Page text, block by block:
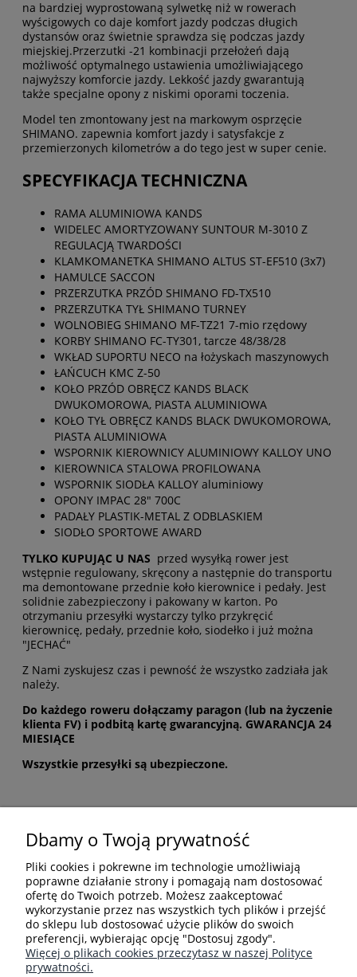
na bardziej wyprostowaną sylwetkę niż w rowerach
wyścigowych co daje komfort jazdy podczas długich
dystansów oraz świetnie sprawdza się podczas jazdy
miejskiej.Przerzutki -21 kombinacji przełożeń dają
możliwość optymalnego ustawienia umożliwiającego
najwyższy komforcie jazdy. Lekkość jazdy gwarantują
także specjalne opony z niskimi oporami toczenia.
Model ten zmontowany jest na markowym osprzęcie
SHIMANO. zapewnia komfort jazdy i satysfakcje z
przemierzonych kilometrów a do tego jest w super cenie.
SPECYFIKACJA TECHNICZNA
RAMA ALUMINIOWA KANDS
WIDELEC AMORTYZOWANY SUNTOUR M-3010 Z
REGULACJĄ TWARDOŚCI
KLAMKOMANETKA SHIMANO ALTUS ST-EF510 (3x7)
HAMULCE SACCON
PRZERZUTKA PRZÓD SHIMANO FD-TX510
PRZERZUTKA TYŁ SHIMANO TURNEY
WOLNOBIEG SHIMANO MF-TZ21 7-mio rzędowy
KORBY SHIMANO FC-TY301, tarcze 48/38/28
WKŁAD SUPORTU NECO na łożyskach maszynowych
ŁAŃCUCH KMC Z-50
KOŁO PRZÓD OBRĘCZ KANDS BLACK
DWUKOMOROWA, PIASTA ALUMINIOWA
KOŁO TYŁ OBRĘCZ KANDS BLACK DWUKOMOROWA,
PIASTA ALUMINIOWA
WSPORNIK KIEROWNICY ALUMINIOWY KALLOY UNO
KIEROWNICA STALOWA PROFILOWANA
WSPORNIK SIODŁA KALLOY aluminiowy
OPONY IMPAC 28" 700C
PADAŁY PLASTIK-METAL Z ODBLASKIEM
SIODŁO SPORTOWE AWARD
TYLKO KUPUJĄC U NAS przed wysyłką rower jest
wstępnie regulowany, skręcony a następnie do transportu
ma demontowane przednie koło kierownice i pedały. Jest
solidnie zabezpieczony i pakowany w karton. Po
otrzymaniu przesyłki wystarczy tylko przykręcić
kierownicę, pedały, przednie koło, siodełko i już można
"JECHAĆ"
Z Nami zyskujesz czas i pewność że wszystko zadziała jak
należy.
Do każdego roweru dołączamy paragon (lub na życzenie
klienta FV) i podbitą kartę gwarancyjną. GWARANCJA 24
MIESIĄCE
Wszystkie przesyłki są ubezpieczone.
MOJE KONTO
PŁATNOŚCI I DOSTAWA
Dbamy o Twoją prywatność
Pliki cookies i pokrewne im technologie umożliwiają
poprawne działanie strony i pomagają nam dostosować
ofertę do Twoich potrzeb. Możesz zaakceptować
wykorzystanie przez nas wszystkich tych plików i przejść
do sklepu lub dostosować użycie plików do swoich
preferencji, wybierając opcję "Dostosuj zgody".
Więcej o plikach cookies przeczytasz w naszej Polityce
prywatności.